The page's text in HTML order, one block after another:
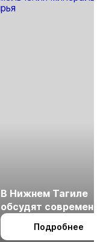
В Нижнем Тагиле
обсудят
технологии
измельчения
Подробнее